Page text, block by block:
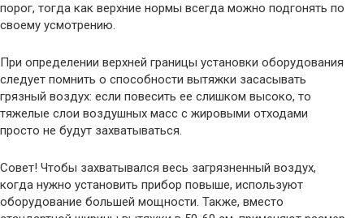
порог, тогда как верхние нормы всегда можно подгонять по
своему усмотрению.
При определении верхней границы установки оборудования
следует помнить о способности вытяжки засасывать
грязный воздух: если повесить ее слишком высоко, то
тяжелые слои воздушных масс с жировыми отходами
просто не будут захватываться.
Совет! Чтобы захватывался весь загрязненный воздух,
когда нужно установить прибор повыше, используют
оборудование большей мощности. Также, вместо